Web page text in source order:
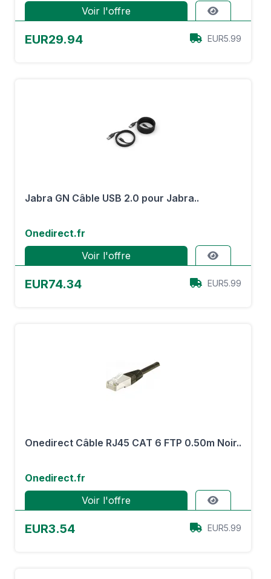
Voir l'offre
EUR29.94 EUR5.99
Jabra GN Câble USB 2.0 pour Jabra..
Onedirect.fr
Voir l'offre
EUR74.34 EUR5.99
Onedirect Câble RJ45 CAT 6 FTP 0.50m Noir..
Onedirect.fr
Voir l'offre
EUR3.54 EUR5.99